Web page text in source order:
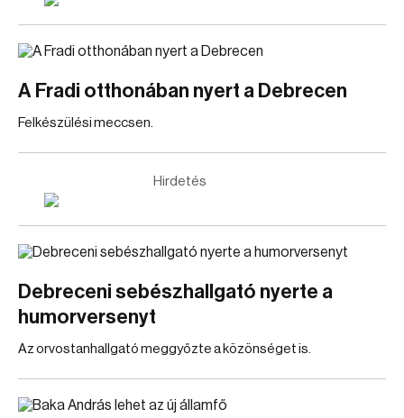
A Fradi otthonában nyert a Debrecen
Felkészülési meccsen.
Hirdetés
Debreceni sebészhallgató nyerte a
humorversenyt
Az orvostanhallgató meggyőzte a közönséget is.